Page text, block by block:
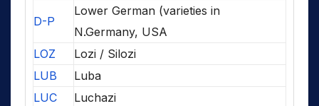
D-P
Lower German (varieties in
N.Germany, USA
LOZ
Lozi / Silozi
LUB
Luba
LUC
Luchazi